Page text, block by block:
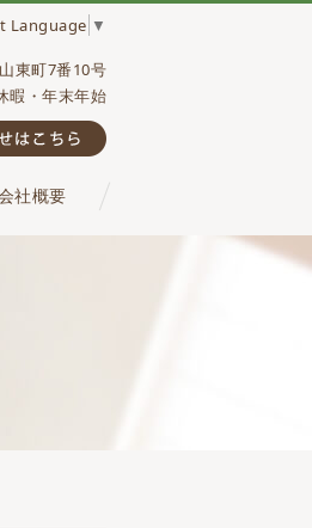
Language ▼
東町7番10号
暇・年末年始
社概要